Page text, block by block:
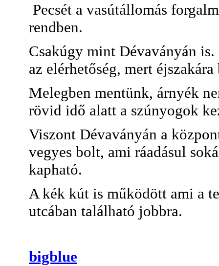
Pecsét a vasútállomás
rendben.
Csakúgy mint Dévaványán
az elérhetőség, mert
Melegben mentünk, árnyék
rövid idő alatt a szúnyogok
Viszont Dévaványán a
vegyes bolt, ami ráadásul
kapható.
A kék kút is működött ami a
utcában található jobbra.
bigblue